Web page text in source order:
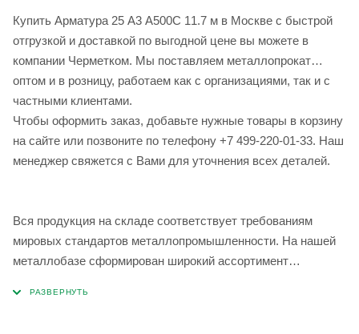
Купить Арматура 25 А3 А500С 11.7 м в Москве с быстрой
отгрузкой и доставкой по выгодной цене вы можете в
компании Черметком. Мы поставляем металлопрокат
оптом и в розницу, работаем как с организациями, так и с
частными клиентами.
Чтобы оформить заказ, добавьте нужные товары в корзину
на сайте или позвоните по телефону +7 499-220-01-33. Наш
менеджер свяжется с Вами для уточнения всех деталей.
Вся продукция на складе соответствует требованиям
мировых стандартов металлопромышленности. На нашей
металлобазе сформирован широкий ассортимент